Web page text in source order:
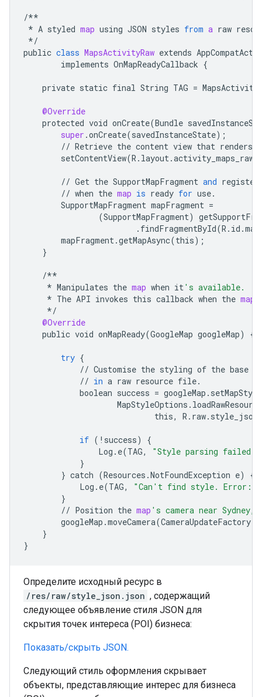
/**
* A styled map using JSON styles from a raw
*/
public class MapsActivityRaw extends
implements OnMapReadyCallback {
private static final String TAG =
@Override
protected void onCreate(Bundle
super .onCreate(savedInstanceState);
// Retrieve the content view that renders
setContentView(R . layout.activity_maps_raw
// Get the SupportMapFragment and register
// when the map is ready for use.
SupportMapFragment mapFragment =
(SupportMapFragment)
. findFragmentById(R . id .map
mapFragment.getMapAsync(this);
}
/**
* Manipulates the map when it's available.
* The API invokes this callback when the map
*/
@Override
public void onMapReady(GoogleMap googleMap) {
try {
// Customise the styling of the base
// in a raw resource file.
boolean success = googleMap . setMapStyle
MapStyleOptions .
this, R . raw. style_json
if ( ! success)
{
Log . e(TAG, "Style parsing failed."
}
} catch (Resources .NotFoundException e)
{
Log . e(TAG,
"Can't find style. Error: "
}
// Position the map 's camera near
googleMap .moveCamera(CameraUpdateFactory
}
}
Определите исходный ресурс в
/res/raw/style_json.json , содержащий
следующее объявление стиля JSON для
скрытия точек интереса (POI) бизнеса:
Показать/скрыть JSON.
Следующий стиль оформления скрывает
объекты, представляющие интерес для бизнеса